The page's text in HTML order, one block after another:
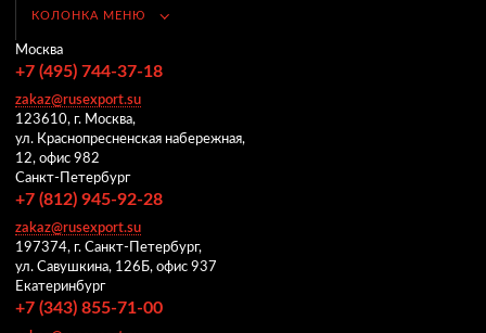
КОЛОНКА МЕНЮ
Москва
+7 (495) 744-37-18
zakaz@rusexport.su
123610, г. Москва,
ул. Краснопресненская набережная,
12, офис 982
Санкт-Петербург
+7 (812) 945-92-28
zakaz@rusexport.su
197374, г. Санкт-Петербург,
ул. Савушкина, 126Б, офис 937
Екатеринбург
+7 (343) 855-71-00